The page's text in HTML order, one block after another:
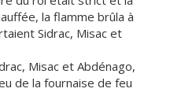
la flamme brûla à
Sidrac, Misac et
Misac et Abdénago,
de la fournaise de feu